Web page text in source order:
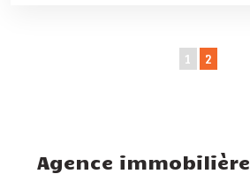
1 2
Agence immobilière